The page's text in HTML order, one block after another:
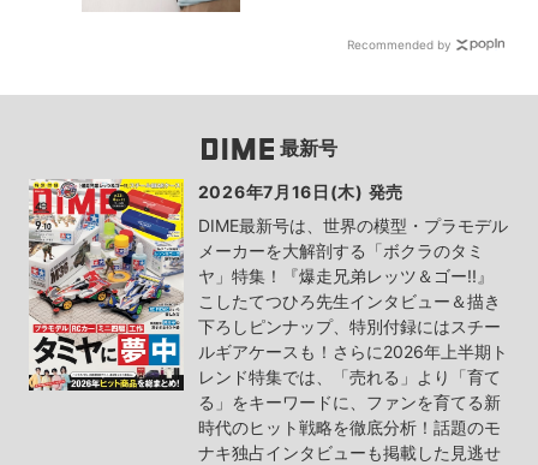
Recommended by
最新号
2026年7月16日(木) 発売
DIME最新号は、世界の模型・プラモデル
メーカーを大解剖する「ボクラのタミ
ヤ」特集！『爆走兄弟レッツ＆ゴー!!』
こしたてつひろ先生インタビュー＆描き
下ろしピンナップ、特別付録にはスチー
ルギアケースも！さらに2026年上半期ト
レンド特集では、「売れる」より「育て
る」をキーワードに、ファンを育てる新
時代のヒット戦略を徹底分析！話題のモ
ナキ独占インタビューも掲載した見逃せ